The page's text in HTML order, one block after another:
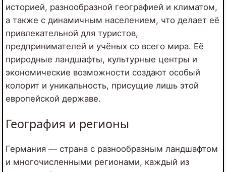
историей, разнообразной географией и климатом,
а также с динамичным населением, что делает её
привлекательной для туристов,
предпринимателей и учёных со всего мира. Её
природные ландшафты, культурные центры и
экономические возможности создают особый
колорит и уникальность, присущие лишь этой
европейской державе.
География и регионы
Германия — страна с разнообразным ландшафтом
и многочисленными регионами, каждый из